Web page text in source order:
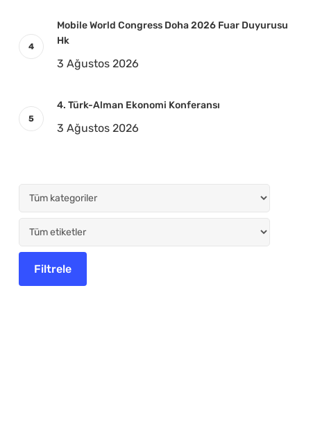
Mobile World Congress Doha 2026 Fuar Duyurusu
Hk
3 Ağustos 2026
4. Türk-Alman Ekonomi Konferansı
3 Ağustos 2026